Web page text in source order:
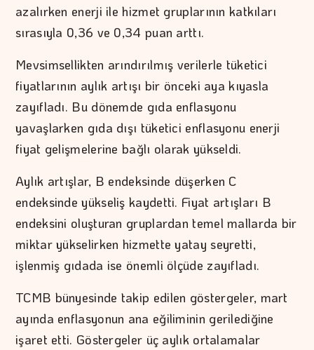
azalırken enerji ile hizmet gruplarının katkıları
sırasıyla 0,36 ve 0,34 puan arttı.
Mevsimsellikten arındırılmış verilerle tüketici
fiyatlarının aylık artışı bir önceki aya kıyasla
zayıfladı. Bu dönemde gıda enflasyonu
yavaşlarken gıda dışı tüketici enflasyonu enerji
fiyat gelişmelerine bağlı olarak yükseldi.
Aylık artışlar, B endeksinde düşerken C
endeksinde yükseliş kaydetti. Fiyat artışları B
endeksini oluşturan gruplardan temel mallarda bir
miktar yükselirken hizmette yatay seyretti,
işlenmiş gıdada ise önemli ölçüde zayıfladı.
TCMB bünyesinde takip edilen göstergeler, mart
ayında enflasyonun ana eğiliminin gerilediğine
işaret etti. Göstergeler üç aylık ortalamalar